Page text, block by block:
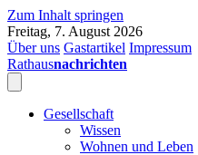
Zum Inhalt springen
Freitag, 7. August 2026
Über uns Gastartikel Impressum
Rathausnachrichten
Gesellschaft
Wissen
Wohnen und Leben